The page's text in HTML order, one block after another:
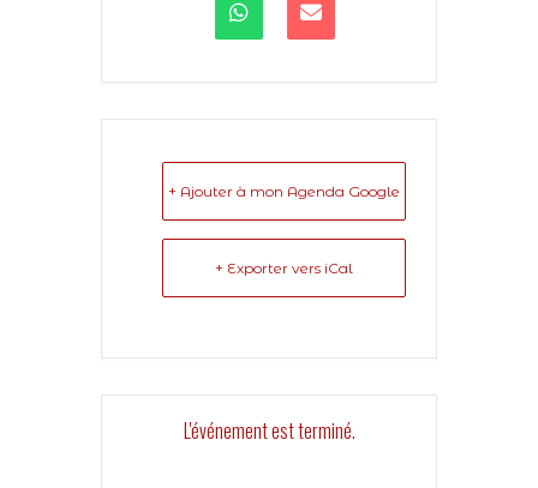
+ Ajouter à mon Agenda Google
+ Exporter vers iCal
L'événement est terminé.